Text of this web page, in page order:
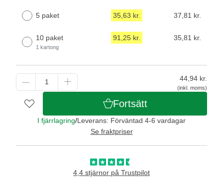
5 paket 35,63 kr. 37,81 kr.
10 paket
1 kartong
91,25 kr. 35,81 kr.
44,94 kr.
(inkl. moms)
Fortsätt
I fjärrlagring/Leverans: Förväntad 4-6 vardagar
Se fraktpriser
4,4 stjärnor på Trustpilot